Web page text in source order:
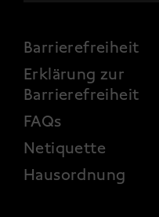
FOOTER 3
Barrierefreiheit
Erklärung zur
Barrierefreiheit
FAQs
Netiquette
Hausordnung